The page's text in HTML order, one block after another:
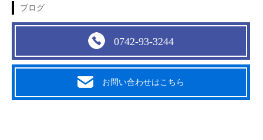
ブログ
0742-93-3244
お問い合わせはこちら